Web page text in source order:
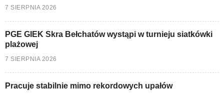
7 SIERPNIA 2026
PGE GIEK Skra Bełchatów wystąpi w turnieju siatkówki
plażowej
7 SIERPNIA 2026
Pracuje stabilnie mimo rekordowych upałów